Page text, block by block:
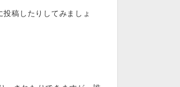
稿したりしてみましょ